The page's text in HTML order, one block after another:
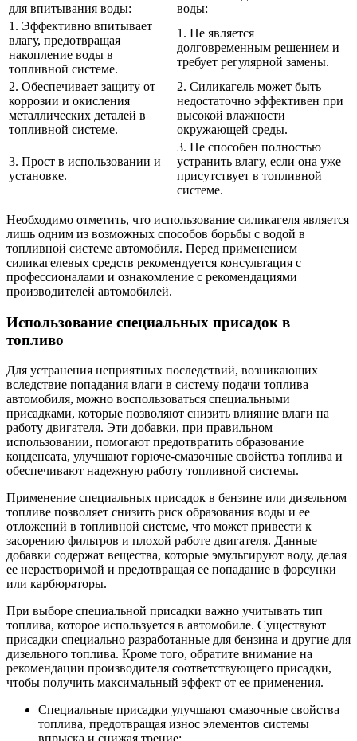
для впитывания воды:
воды:
1. Эффективно впитывает
влагу, предотвращая
накопление воды в
топливной системе.
1. Не является
долговременным решением и
требует регулярной замены.
2. Обеспечивает защиту от
коррозии и окисления
металлических деталей в
топливной системе.
2. Силикагель может быть
недостаточно эффективен при
высокой влажности
окружающей среды.
3. Прост в использовании и
установке.
3. Не способен полностью
устранить влагу, если она уже
присутствует в топливной
системе.
Необходимо отметить, что использование силикагеля является
лишь одним из возможных способов борьбы с водой в
топливной системе автомобиля. Перед применением
силикагелевых средств рекомендуется консультация с
профессионалами и ознакомление с рекомендациями
производителей автомобилей.
Использование специальных присадок в
топливо
Для устранения неприятных последствий, возникающих
вследствие попадания влаги в систему подачи топлива
автомобиля, можно воспользоваться специальными
присадками, которые позволяют снизить влияние влаги на
работу двигателя. Эти добавки, при правильном
использовании, помогают предотвратить образование
конденсата, улучшают горюче-смазочные свойства топлива и
обеспечивают надежную работу топливной системы.
Применение специальных присадок в бензине или дизельном
топливе позволяет снизить риск образования воды и ее
отложений в топливной системе, что может привести к
засорению фильтров и плохой работе двигателя. Данные
добавки содержат вещества, которые эмульгируют воду, делая
ее нерастворимой и предотвращая ее попадание в форсунки
или карбюраторы.
При выборе специальной присадки важно учитывать тип
топлива, которое используется в автомобиле. Существуют
присадки специально разработанные для бензина и другие для
дизельного топлива. Кроме того, обратите внимание на
рекомендации производителя соответствующего присадки,
чтобы получить максимальный эффект от ее применения.
Специальные присадки улучшают смазочные свойства
топлива, предотвращая износ элементов системы